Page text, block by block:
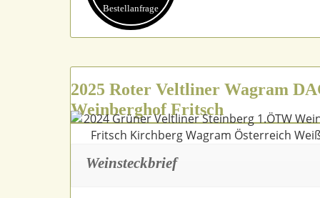
Bestell­anfrage
2025 Roter Veltliner Wagram
Weinberghof Fritsch
Weinsteckbrief